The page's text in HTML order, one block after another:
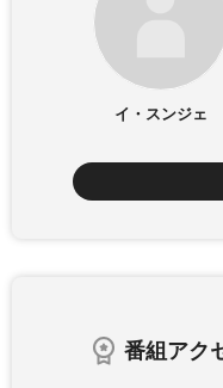
イ・スンジェ
番組アク